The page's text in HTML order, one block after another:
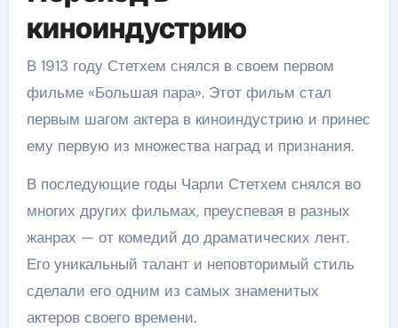
киноиндустрию
В 1913 году Стетхем снялся в своем первом
фильме «Большая пара». Этот фильм стал
первым шагом актера в киноиндустрию и принес
ему первую из множества наград и признания.
В последующие годы Чарли Стетхем снялся во
многих других фильмах, преуспевая в разных
жанрах — от комедий до драматических лент.
Его уникальный талант и неповторимый стиль
сделали его одним из самых знаменитых
актеров своего времени.